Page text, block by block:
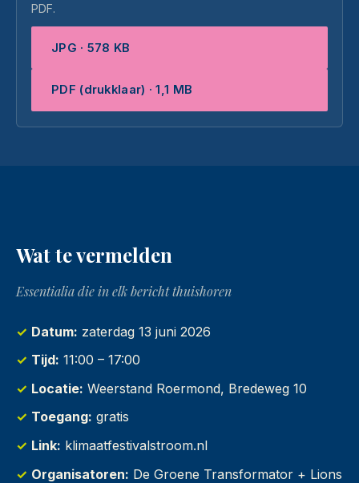
PDF.
JPG · 578 KB
PDF (drukklaar) · 1,1 MB
Wat te vermelden
Essentialia die in elk bericht thuishoren
Datum: zaterdag 13 juni 2026
Tijd: 11:00 – 17:00
Locatie: Weerstand Roermond, Bredeweg 10
Toegang: gratis
Link: klimaatfestivalstroom.nl
Organisatoren: De Groene Transformator + Lions